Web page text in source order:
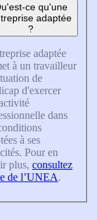
ce qu'une
adaptée
?
adaptée
à un travailleur
de
d'exercer
dans
à ses
Pour en
plus, consultez
de l’UNEA.